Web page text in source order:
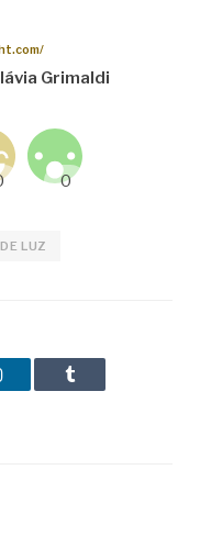
Grimaldi
LUZ
LinkedIn Tumblr